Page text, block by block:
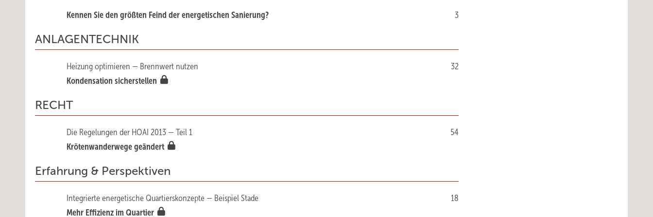
3
Kennen Sie den größten Feind der energetischen Sanierung?
ANLAGENTECHNIK
32
Heizung optimieren — Brennwert nutzen
Kondensation sicherstellen
RECHT
54
Die Regelungen der HOAI 2013 — Teil 1
Krötenwanderwege geändert
Erfahrung & Perspektiven
18
Integrierte energetische Quartierskonzepte — Beispiel Stade
Mehr Effizienz im Quartier